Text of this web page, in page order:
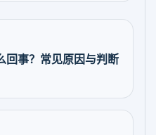
回事？常见原因与判断